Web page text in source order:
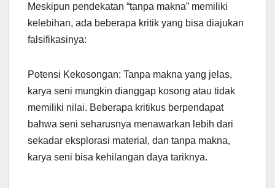
Meskipun pendekatan “tanpa makna” memiliki
kelebihan, ada beberapa kritik yang bisa diajukan
falsifikasinya:
Potensi Kekosongan: Tanpa makna yang jelas,
karya seni mungkin dianggap kosong atau tidak
memiliki nilai. Beberapa kritikus berpendapat
bahwa seni seharusnya menawarkan lebih dari
sekadar eksplorasi material, dan tanpa makna,
karya seni bisa kehilangan daya tariknya.